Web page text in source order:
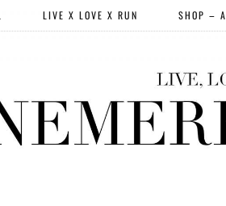
LIVE X LOVE X RUN SHOP –